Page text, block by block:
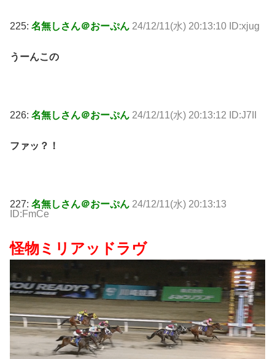
225: 名無しさん＠おーぷん 24/12/11(水) 20:13:10 ID:xjug
うーんこの
226: 名無しさん＠おーぷん 24/12/11(水) 20:13:12 ID:J7II
ファッ？！
227: 名無しさん＠おーぷん 24/12/11(水) 20:13:13
ID:FmCe
怪物ミリアッドラヴ